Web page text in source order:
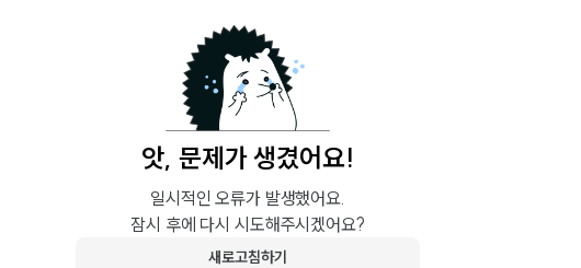
앗, 문제가 생겼어요!
일시적인 오류가 발생했어요.
잠시 후에 다시 시도해주시겠어요?
새로고침하기